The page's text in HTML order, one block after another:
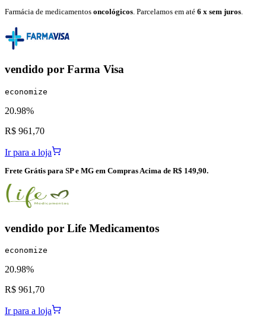
Farmácia de medicamentos oncológicos. Parcelamos em até 6 x sem juros.
vendido por Farma Visa
economize
20.98%
R$ 961,70
Ir para a loja
Frete Grátis para SP e MG em Compras Acima de R$ 149,90.
vendido por Life Medicamentos
economize
20.98%
R$ 961,70
Ir para a loja